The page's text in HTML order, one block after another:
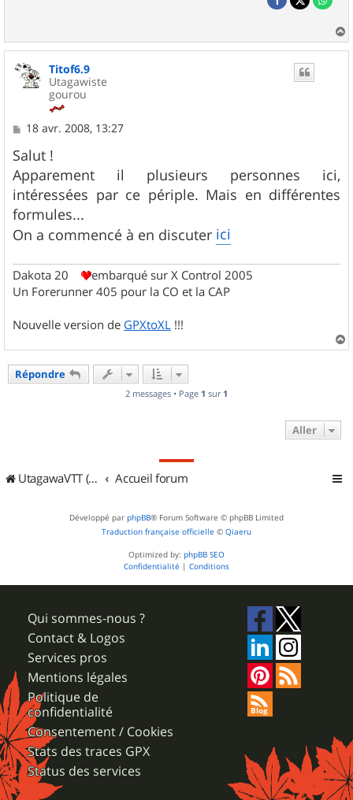
a
Titof6.9
Utagawiste
gourou
M
s
s
a
g
e
18 avr. 2008, 13:27
Salut !
Apparement il plusieurs personnes ici,
intéressées par ce périple. Mais en différentes
formules...
On a commencé à en discuter ici
Dakota 20
embarqué sur X Control 2005
Un Forerunner 405 pour la CO et la CAP
Nouvelle version de GPXtoXL !!!
a
Répondre
2 messages • Page 1 sur 1
Aller
UtagawaVTT (Randos VTT et VTTAE avec traces GPS) Accueil forum
Développé par phpBB® Forum Software © phpBB Limited
Traduction française officielle © Qiaeru
Optimized by: phpBB SEO
Confidentialité | Conditions
Qui sommes-nous ?
Contact & Logos
Services pros
Mentions légales
Politique de
confidentialité
Consentement / Cookies
Stats des traces GPX
Status des services